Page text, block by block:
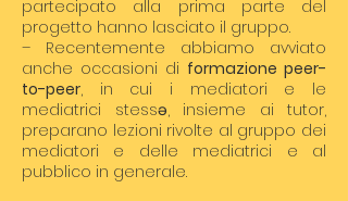
partecipato alla prima parte del
progetto hanno lasciato il gruppo.
– Recentemente abbiamo avviato
anche occasioni di formazione peer-
to-peer, in cui i mediatori e le
mediatrici stessə, insieme ai tutor,
preparano lezioni rivolte al gruppo dei
mediatori e delle mediatrici e al
pubblico in generale.